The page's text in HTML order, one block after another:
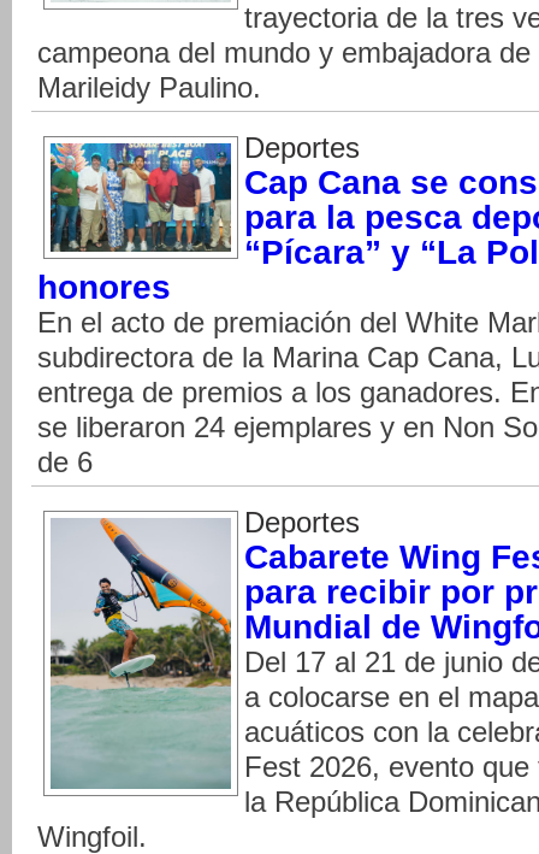
trayectoria de la tres
campeona del mundo y embajadora
Marileidy Paulino.
Deportes
Cap Cana se
para la pesca
“Pícara” y “La
honores
En el acto de premiación del White
subdirectora de la Marina Cap Cana,
entrega de premios a los ganadores.
se liberaron 24 ejemplares y en Non
de 6
Deportes
Cabarete Wing
para recibir por
Mundial de
Del 17 al 21 de junio
a colocarse en el
acuáticos con la
Fest 2026, evento
la República
Wingfoil.